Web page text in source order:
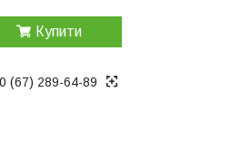
Купити
(67) 289-64-89